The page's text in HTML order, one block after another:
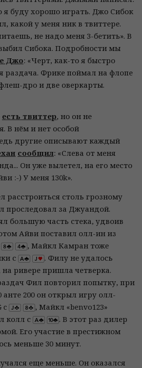
я буду хорошо играть. Джо Сибок
какой у меня ник в твиттере.
не надо меня 3-бетить». В
Сибока. Подробности мы
Джо: «Черт, как-то я быстро
раздача. Фрике поймал на флопе
дро и две оверкарты.
есть твиттер, но он не
В нём и нет особой
другие описывают каждый
сообщил: «Слева от меня
Он уже вылетел, на его место
:-) У меня 130k».
расстроиться столь грозному
проследовал за Джуандой.
большую часть стека, удвоив
Айви поставил олл-ин из
, Майкл Камран тоже
с
. Филу не удалось
на ривере пришла четверка.
Фил повторил попытку, при
анте 200 он открыл игру олл-
c
, Майкл «benvo123»
колл с
. В этот раз дилер
Его участие в престижном
меньше 30 минут.
еще меньше. Он оказался